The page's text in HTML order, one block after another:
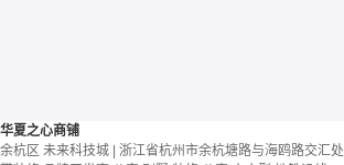
华夏之心商铺
余杭区 未来科技城 | 浙江省杭州市余杭塘路与海鸥路交汇处